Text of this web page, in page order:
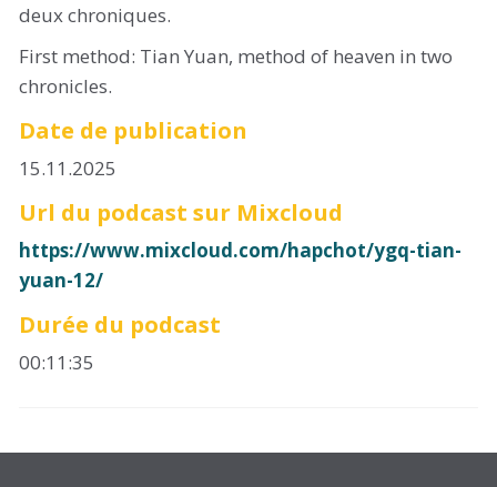
deux chroniques.
First method: Tian Yuan, method of heaven in two
chronicles.
Date de publication
15.11.2025
Url du podcast sur Mixcloud
https://www.mixcloud.com/hapchot/ygq-tian-
yuan-12/
Durée du podcast
00:11:35